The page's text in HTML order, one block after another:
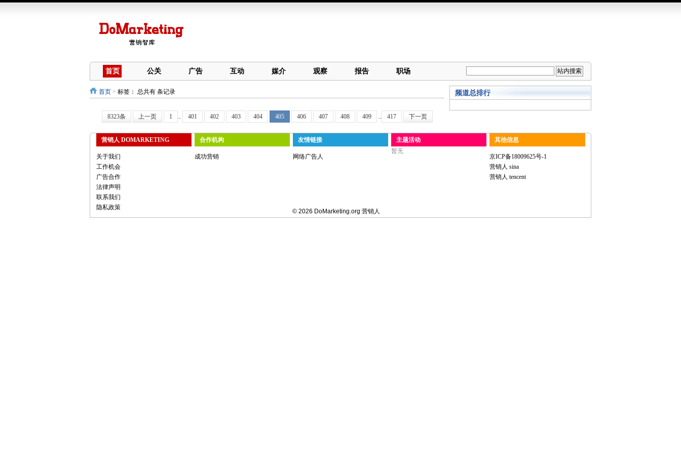
首页 公关 广告 互动 媒介 观察 报告 职场
首页 > 标签： 总共有 条记录
8323条 上一页 1 .. 401 402 403 404 405 406 407 408 409 .. 417 下一页
频道总排行
营销人 DOMARKETING
关于我们
工作机会
广告合作
法律声明
联系我们
隐私政策
合作机构
成功营销
友情链接
网络广告人
主题活动
暂无
其他信息
京ICP备18009625号-1
营销人 sina
营销人 tencent
© 2026 DoMarketing.org 营销人